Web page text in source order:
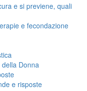
e si previene, quali
e fecondazione
Donna
e risposte